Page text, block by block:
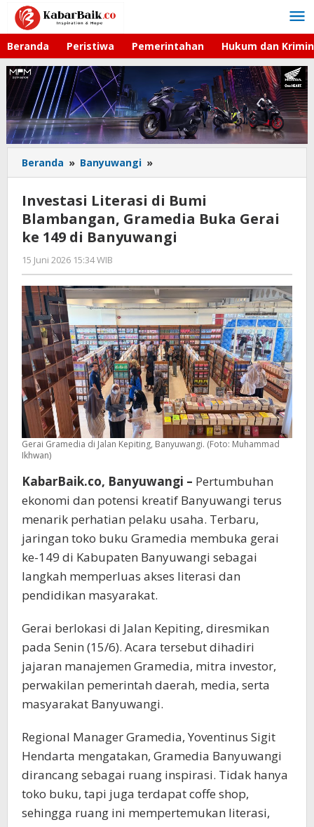
Lewati
konten
Beranda Peristiwa Pemerintahan Hukum dan
Beranda » Banyuwangi »
Literasi
di
Bumi
Blambangan,
Gramedia
149
di
Banyuwangi
Investasi Literasi di Bumi
Blambangan, Gramedia Buka Gerai
ke 149 di Banyuwangi
15 Juni 2026 15:34 WIB
Faisal
Gerai Gramedia di Jalan Kepiting, Banyuwangi. (Foto: Muhammad
Ikhwan)
KabarBaik.co, Banyuwangi – Pertumbuhan
ekonomi dan potensi kreatif Banyuwangi terus
menarik perhatian pelaku usaha. Terbaru,
jaringan toko buku Gramedia membuka gerai
ke-149 di Kabupaten Banyuwangi sebagai
langkah memperluas akses literasi dan
pendidikan masyarakat.
Gerai berlokasi di Jalan Kepiting, diresmikan
pada Senin (15/6). Acara tersebut dihadiri
jajaran manajemen Gramedia, mitra investor,
perwakilan pemerintah daerah, media, serta
masyarakat Banyuwangi.
Regional Manager Gramedia, Yoventinus Sigit
Hendarta mengatakan, Gramedia Banyuwangi
dirancang sebagai ruang inspirasi. Tidak hanya
toko buku, tapi juga terdapat coffe shop,
sehingga ruang ini mempertemukan literasi,